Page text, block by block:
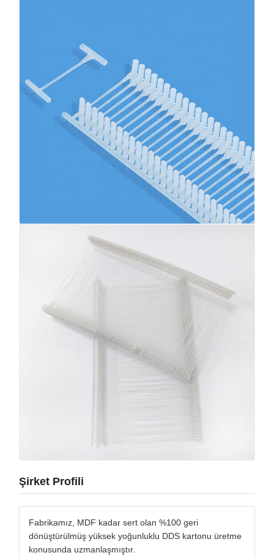
Şirket Profili
Fabrikamız, MDF kadar sert olan %100 geri
dönüştürülmüş yüksek yoğunluklu DDS kartonu üretme
konusunda uzmanlaşmıştır.